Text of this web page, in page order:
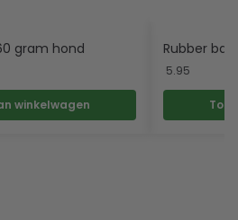
gram hond
winkelwagen
Rubber
5.95